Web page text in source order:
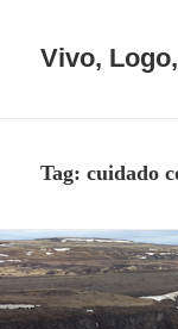
Vivo,
Tag:cuidado